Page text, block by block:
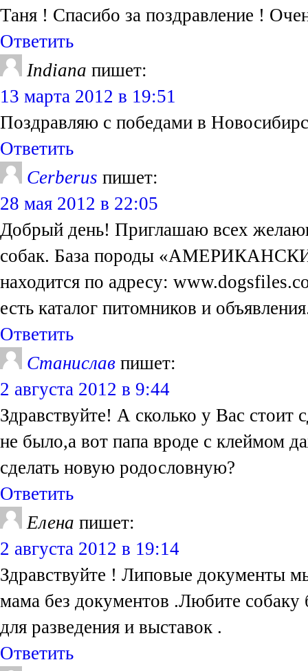
Таня ! Спасибо за поздравление !
Ответить
Indiana пишет:
13 марта 2012 в 19:51
Поздравляю с победами в
Ответить
Cerberus пишет:
28 мая 2012 в 22:05
Добрый день! Приглашаю всех
собак. База породы
находится по адресу:
есть каталог питомников и
Ответить
Станислав пишет:
2 августа 2012 в 9:44
Здравствуйте! А сколько у Вас
не было,а вот папа вроде с клеймом
сделать новую родословную?
Ответить
Елена пишет:
2 августа 2012 в 19:14
Здравствуйте ! Липовые документы
мама без документов .Любите собаку
для разведения и выставок .
Ответить